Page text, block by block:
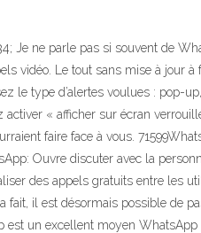
Je ne parle pas si souvent de
vidéo. Le tout sans mise à jour à
le type d’alertes voulues : pop-
« afficher sur écran
faire face à vous.
Ouvre discuter avec la
des appels gratuits entre les
il est désormais possible de
un excellent moyen